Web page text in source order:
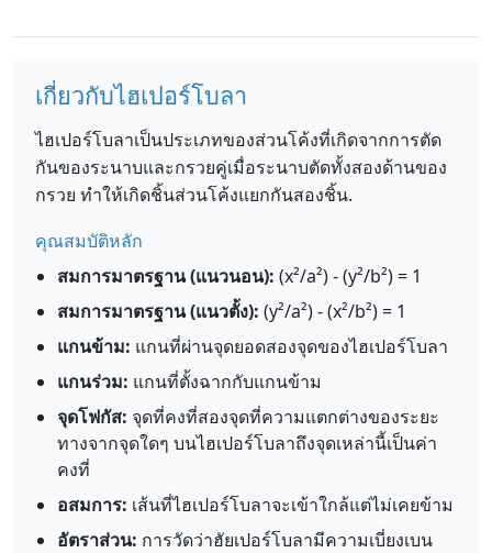
เกี่ยวกับไฮเปอร์โบลา
ไฮเปอร์โบลาเป็นประเภทของส่วนโค้งที่เกิดจากการตัด
กันของระนาบและกรวยคู่เมื่อระนาบตัดทั้งสองด้านของ
กรวย ทำให้เกิดชิ้นส่วนโค้งแยกกันสองชิ้น.
คุณสมบัติหลัก
สมการมาตรฐาน (แนวนอน): (x²/a²) - (y²/b²) = 1
สมการมาตรฐาน (แนวตั้ง): (y²/a²) - (x²/b²) = 1
แกนข้าม: แกนที่ผ่านจุดยอดสองจุดของไฮเปอร์โบลา
แกนร่วม: แกนที่ตั้งฉากกับแกนข้าม
จุดโฟกัส: จุดที่คงที่สองจุดที่ความแตกต่างของระยะ
ทางจากจุดใดๆ บนไฮเปอร์โบลาถึงจุดเหล่านี้เป็นค่า
คงที่
อสมการ: เส้นที่ไฮเปอร์โบลาจะเข้าใกล้แต่ไม่เคยข้าม
อัตราส่วน: การวัดว่าฮัยเปอร์โบลามีความเบี่ยงเบน